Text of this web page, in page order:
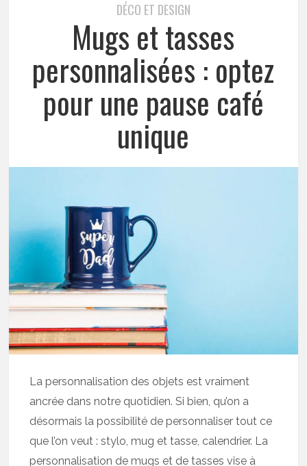
DÉCO ET DESIGN
Mugs et tasses
personnalisées : optez
pour une pause café
unique
La personnalisation des objets est vraiment
ancrée dans notre quotidien. Si bien, qu’on a
désormais la possibilité de personnaliser tout ce
que l’on veut : stylo, mug et tasse, calendrier. La
personnalisation de mugs et de tasses vise à